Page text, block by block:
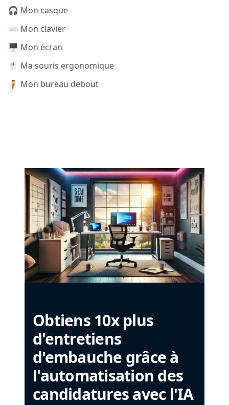
🎧 Mon casque
⌨️ Mon clavier
🖥️ Mon écran
🖱️ Ma souris ergonomique
🧍 Mon bureau debout
Obtiens 10x plus
d'entretiens
d'embauche grâce à
l'automatisation des
candidatures avec l'IA